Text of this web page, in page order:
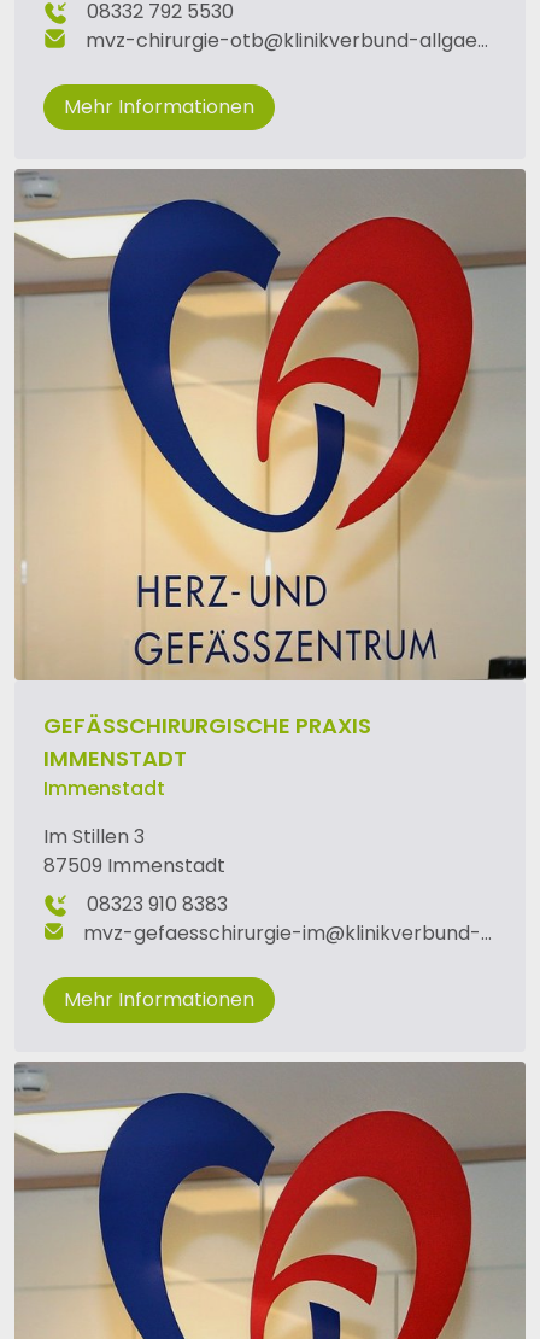
08332 792 5530
mvz-chirurgie-otb@klinikverbund-allgaeu
Mehr Informationen
GEFÄSSCHIRURGISCHE PRAXIS I
MMENSTADT
Immenstadt
Im Stillen 3
87509 Immenstadt
08323 910 8383
mvz-gefaesschirurgie-im@klinikverbund-allgaeu
Mehr Informationen